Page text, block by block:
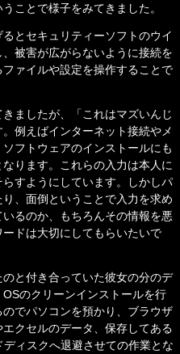
ことで様子をみてきました。
とセキュリティーソフトのウイ
被害が広がらないように接続を
ァイルや設定を操作することで
ましたが、「これはマズいんじ
例えばインターネット接続やメ
フトウェアのインストールにも
ります。これらの入力は本人に
すようにしています。しかしパ
、面倒ということで入力を求め
るのか、もちろんその情報を悪
ドは大切にしてもらいたいで
と付き合っていた彼女の分のデ
のクリーンインストールを行
でパソコンを預かり、ブラウザ
クセルのデータ、保存してある
ィスクへ退避させての作業とな